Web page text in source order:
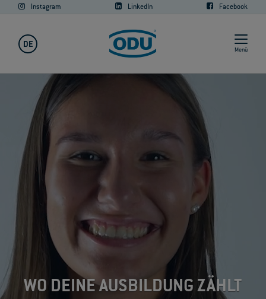
Instagram LinkedIn Facebook
DE
Menü
WO DEINE AUSBILDUNG ZÄHLT